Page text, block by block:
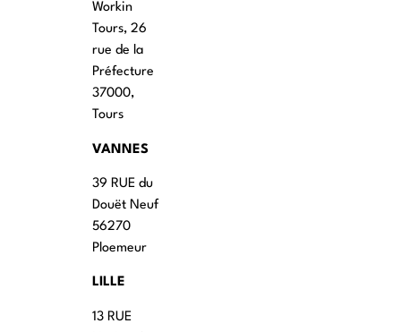
Workin
Tours, 26
rue de la
Préfecture
37000,
Tours
VANNES
39 RUE du
Douët Neuf
56270
Ploemeur
LILLE
13 RUE